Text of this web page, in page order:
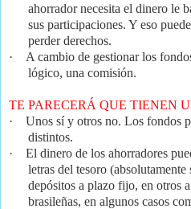
ahorrador necesita el dinero le
sus participaciones. Y eso
perder derechos.
·
A cambio de gestionar los
lógico, una comisión.
TE PARECERÁ QUE TIENEN
·
Unos sí y otros no. Los fondos
distintos.
·
El dinero de los ahorradores
letras del tesoro
depósitos a plazo fijo, en otros
brasileñas, en algunos casos